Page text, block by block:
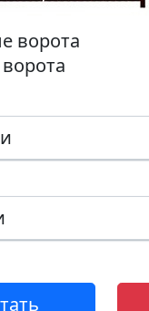
ворота